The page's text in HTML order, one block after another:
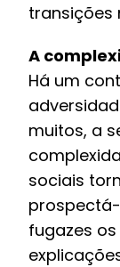
transições
A
Há um
muitos, a
sociais
fugazes